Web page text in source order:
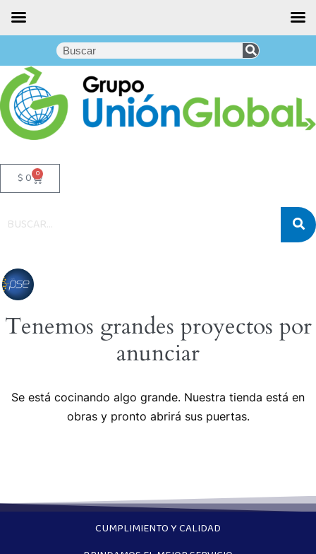
$0 0
Tenemos grandes proyectos por
anunciar
Se está cocinando algo grande. Nuestra tienda está en
obras y pronto abrirá sus puertas.
CUMPLIMIENTO Y CALIDAD